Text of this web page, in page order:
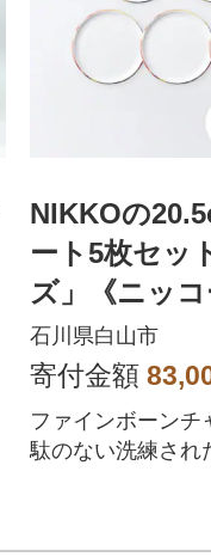
NIKKOの
ート5枚セッ
ズ」《ニッ
(11403-0020-
石川県白山市
寄付金額
ファインボーンチ
駄のない洗練され